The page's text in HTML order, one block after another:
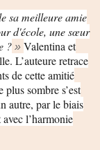
sa meilleure amie
d'école, une sœur
? » Valentina et
L’auteure retrace
de cette amitié
sombre s’est
autre, par le biais
l’harmonie